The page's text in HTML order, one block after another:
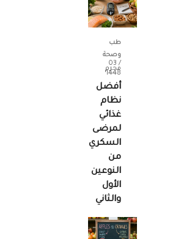
طب
وصحة
/ 03
محرم
1448
أفضل
نظام
غذائي
لمرضى
السكري
من
النوعين
الأول
والثاني